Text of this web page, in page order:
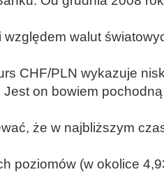
względem walut
CHF/PLN wykazuje
on bowiem
że w najbliższym
poziomów (w okolice